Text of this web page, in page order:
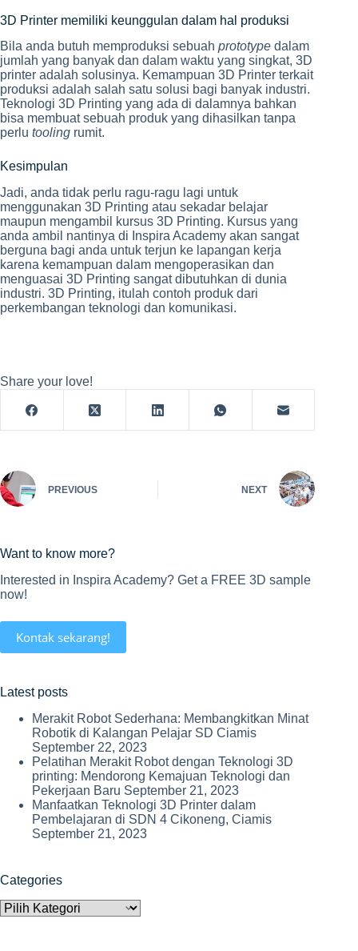
3D Printer memiliki keunggulan dalam hal produksi
Bila anda butuh memproduksi sebuah prototype dalam
jumlah yang banyak dan dalam waktu yang singkat, 3D
printer adalah solusinya. Kemampuan 3D Printer terkait
produksi adalah salah satu solusi bagi banyak industri.
Teknologi 3D Printing yang ada di dalamnya bahkan
bisa membuat sebuah produk yang dihasilkan tanpa
perlu tooling rumit.
Kesimpulan
Jadi, anda tidak perlu ragu-ragu lagi untuk
menggunakan 3D Printing atau sekadar belajar
maupun mengambil kursus 3D Printing. Kursus yang
anda ambil nantinya di Inspira Academy akan sangat
berguna bagi anda untuk terjun ke lapangan kerja
karena kemampuan dalam mengoperasikan dan
menguasai 3D Printing sangat dibutuhkan di dunia
industri. 3D Printing, itulah contoh produk dari
perkembangan teknologi dan komunikasi.
Share your love!
PREVIOUS NEXT
Want to know more?
Interested in Inspira Academy? Get a FREE 3D sample
now!
Kontak sekarang!
Latest posts
Merakit Robot Sederhana: Membangkitkan Minat
Robotik di Kalangan Pelajar SD Ciamis
September 22, 2023
Pelatihan Merakit Robot dengan Teknologi 3D
printing: Mendorong Kemajuan Teknologi dan
Pekerjaan Baru September 21, 2023
Manfaatkan Teknologi 3D Printer dalam
Pembelajaran di SDN 4 Cikoneng, Ciamis
September 21, 2023
Categories
Categories